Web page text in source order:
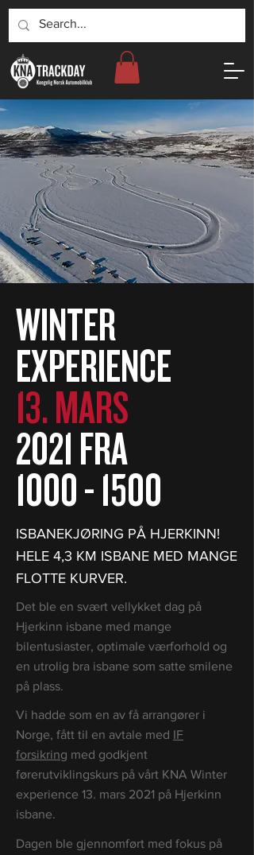
WINTER
EXPERIENCE
13. MARS
2021 FRA
1000 - 1500
ISBANEKJØRING PÅ HJERKINN!
HELE 4,3 KM ISBANE MED MANGE
FLOTTE KURVER.
Det ble en svært vellykket dag på
Hjerkinn isbane med mange
bilentusiaster, optimale værforhold og
en utrolig bra isbane som satte smilene
på plass.
Vi hadde som en av få arrangører i
Norge, fått til en avtale med IF
forsikring med godkjent
førerutviklingskurs på vårt KNA Winter
experience 13. mars 2021 på Hjerkinn
isbane.
Dagen ble gjennomført med fokus på